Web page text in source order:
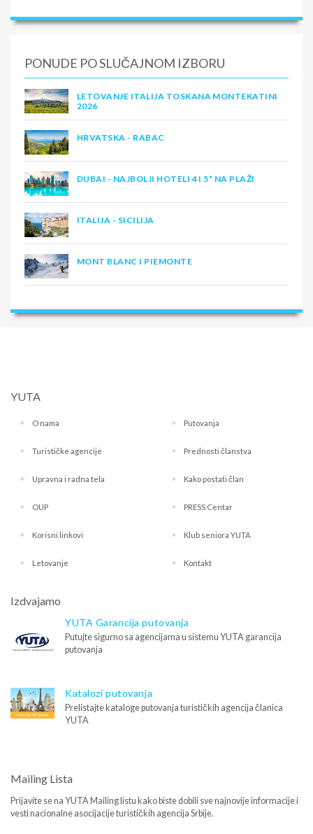
PONUDE PO SLUČAJNOM IZBORU
LETOVANJE ITALIJA TOSKANA MONTEKATINI
2026
HRVATSKA - RABAC
DUBAI - NAJBOLJI HOTELI 4 I 5* NA PLAŽI
ITALIJA - SICILIJA
MONT BLANC I PIEMONTE
YUTA
O nama Putovanja
Turističke agencije Prednosti članstva
Upravna i radna tela Kako postati član
OUP PRESS Centar
Korisni linkovi Klub seniora YUTA
Letovanje Kontakt
Izdvajamo
YUTA Garancija putovanja
Putujte sigurno sa agencijama u sistemu YUTA garancija
putovanja
Katalozi putovanja
Prelistajte kataloge putovanja turističkih agencija članica
YUTA
Mailing Lista
Prijavite se na YUTA Mailing listu kako biste dobili sve najnovije informacije i
vesti nacionalne asocijacije turističkih agencija Srbije.